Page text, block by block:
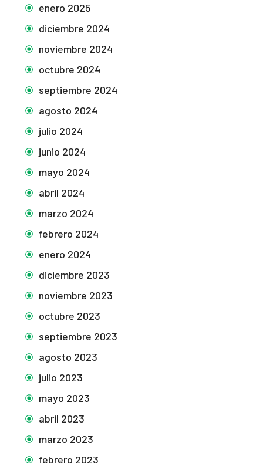
enero 2025
diciembre 2024
noviembre 2024
octubre 2024
septiembre 2024
agosto 2024
julio 2024
junio 2024
mayo 2024
abril 2024
marzo 2024
febrero 2024
enero 2024
diciembre 2023
noviembre 2023
octubre 2023
septiembre 2023
agosto 2023
julio 2023
mayo 2023
abril 2023
marzo 2023
febrero 2023